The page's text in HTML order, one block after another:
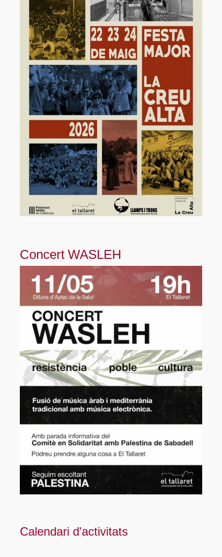
Concert WASLEH
Calendari d'activitats